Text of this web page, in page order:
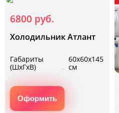
6800 руб.
Холодильник Атлант
Габариты
(ШхГхВ)
60х60х145
см
Оформить